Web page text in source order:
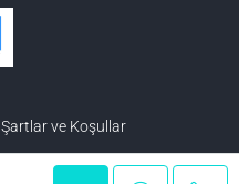
Şartlar ve Koşullar